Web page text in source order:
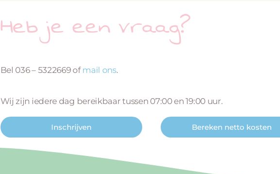
Heb je een vraag?
Bel 036 – 5322669 of mail ons.
Wij zijn iedere dag bereikbaar tussen 07:00 en 19:00 uur.
Inschrijven Bereken netto kosten